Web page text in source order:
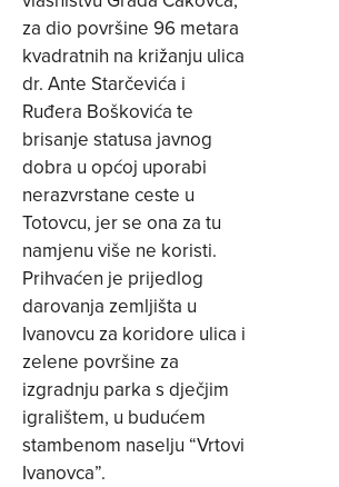
za dio površine 96 metara
kvadratnih na križanju ulica
dr. Ante Starčevića i
Ruđera Boškovića te
brisanje statusa javnog
dobra u općoj uporabi
nerazvrstane ceste u
Totovcu, jer se ona za tu
namjenu više ne koristi.
Prihvaćen je prijedlog
darovanja zemljišta u
Ivanovcu za koridore ulica i
zelene površine za
izgradnju parka s dječjim
igralištem, u budućem
stambenom naselju “Vrtovi
Ivanovca”.